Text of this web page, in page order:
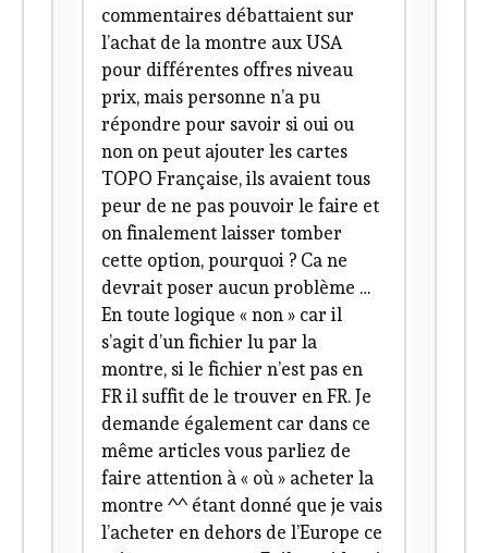
commentaires débattaient sur
l’achat de la montre aux USA
pour différentes offres niveau
prix, mais personne n’a pu
répondre pour savoir si oui ou
non on peut ajouter les cartes
TOPO Française, ils avaient tous
peur de ne pas pouvoir le faire et
on finalement laisser tomber
cette option, pourquoi ? Ca ne
devrait poser aucun problème …
En toute logique « non » car il
s’agit d’un fichier lu par la
montre, si le fichier n’est pas en
FR il suffit de le trouver en FR. Je
demande également car dans ce
même articles vous parliez de
faire attention à « où » acheter la
montre ^^ étant donné que je vais
l’acheter en dehors de l’Europe ce